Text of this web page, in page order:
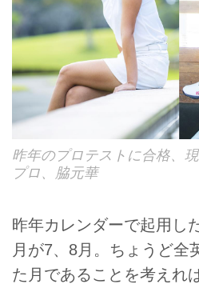
昨年のプロテストに合格、
プロ、脇元華
昨年カレンダーで起用し
月が7、8月。ちょうど全
た月であることを考えれ